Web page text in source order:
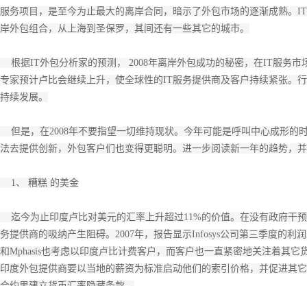
服务项目，是至今为止最大的离岸合同，暗示了外包市场的逐渐成熟。
岸外包组合，从上海到圣保罗，其间还有一些其它的城市。
根据IT外包分析家的预测， 2008年离岸外包成功的秘密，在IT服务市
专家预计卢比会继续上升，使全球性的IT服务提供商及客户持续紧张。
持续发展。
但是，在2008年不要指望一切维持现状。今年可能是呼叫中心成形的
法去提供创新，外包客户们也变得更聪明。进一步阅读新一年的趋势，
1、 糟糕 的美金
迄今为止印度卢比对美元的汇率上升超过11%的价值。在没有政府干
务提供商的吸纳产生阻碍。2007年，报告显示Infosys公司第三季度的利
和Mphasis也考虑以印度卢比计费客户，而客户也一直紧密地关注着其
印度外包提供商要以当地的薪资为标准启动他们的索引价格，并促进其